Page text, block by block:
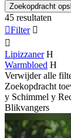
Zoekopdracht
45 resultaten
Filter 

Lipizzaner H
Warmbloed H
Verwijder alle
Zoekopdracht
y Schimmel y
Blikvangers